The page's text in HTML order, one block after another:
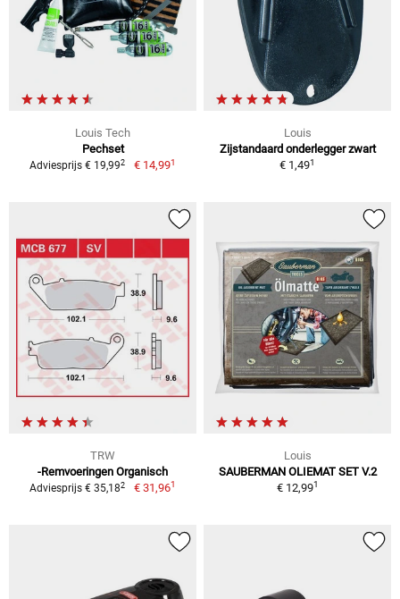
Louis Tech
Pechset
Adviesprijs € 19,992 € 14,991
Louis
Zijstandaard onderlegger zwart
€ 1,491
TRW
-Remvoeringen Organisch
Adviesprijs € 35,182 € 31,961
Louis
SAUBERMAN OLIEMAT SET V.2
€ 12,991